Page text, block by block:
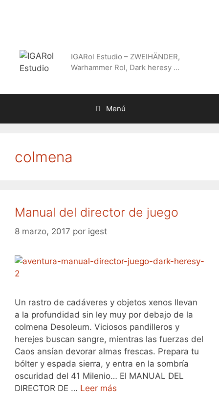
IGARol Estudio – ZWEIHÄNDER,
Warhammer Rol, Dark heresy …
Menú
colmena
Manual del director de juego
8 marzo, 2017 por igest
Un rastro de cadáveres y objetos xenos llevan
a la profundidad sin ley muy por debajo de la
colmena Desoleum. Viciosos pandilleros y
herejes buscan sangre, mientras las fuerzas del
Caos ansían devorar almas frescas. Prepara tu
bólter y espada sierra, y entra en la sombría
oscuridad del 41 Milenio… El MANUAL DEL
DIRECTOR DE … Leer más